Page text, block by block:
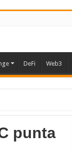
DeFi Web3
punta